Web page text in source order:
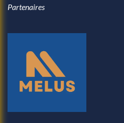
Partenaires